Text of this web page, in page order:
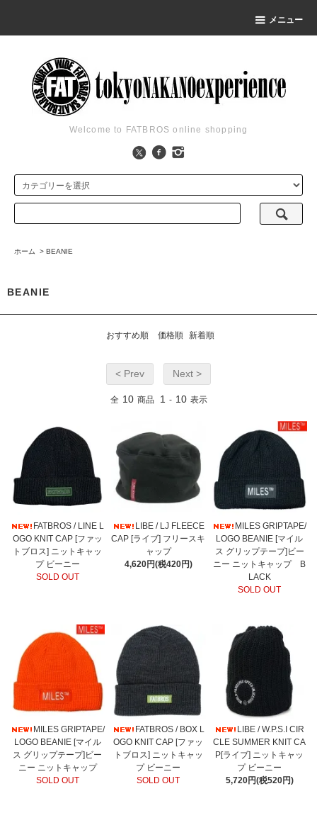
メニュー
Welcome to FATBROS online shopping
ホーム > BEANIE
BEANIE
おすすめ順 価格順 新着順
< Prev Next >
全 10 商品 1 - 10 表示
FATBROS / LINE L
OGO KNIT CAP [ファッ
トブロス] ニットキャッ
プ ビーニー
SOLD OUT
LIBE / LJ FLEECE
CAP [ライブ] フリースキ
ャップ
4,620円(税420円)
MILES GRIPTAPE/
LOGO BEANIE [マイル
ス グリップテープ]ビー
ニー ニットキャップ B
LACK
SOLD OUT
MILES GRIPTAPE/
LOGO BEANIE [マイル
ス グリップテープ]ビー
ニー ニットキャップ
SOLD OUT
FATBROS / BOX L
OGO KNIT CAP [ファッ
トブロス] ニットキャッ
プ ビーニー
SOLD OUT
LIBE / W.P.S.I CIR
CLE SUMMER KNIT CA
P[ライブ] ニットキャッ
プ ビーニー
5,720円(税520円)